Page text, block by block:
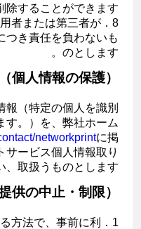
除することができます。
用者または第三者が
つき責任を負わないも
のとします。
個人情報の保護）
報（特定の個人を識別
す。）を、弊社ホーム
networkprintに掲
サービス個人情報取り
取扱うものとします。
供の中止・制限）
る方法で、事前に利